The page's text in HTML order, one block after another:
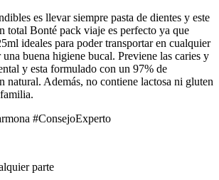
es llevar siempre pasta de dientes y este
total Bonté pack viaje es perfecto ya que
ideales para poder transportar en cualquier
buena higiene bucal. Previene las caries y
y esta formulado con un 97% de
natural. Además, no contiene lactosa ni gluten
#ConsejoExperto
parte